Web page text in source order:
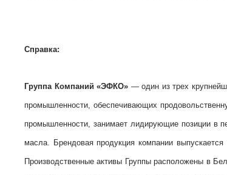
Справка:
Группа Компаний «ЭФКО» — один из трех
промышленности, обеспечивающих
промышленности, занимает лидирующие позиции в
масла. Брендовая продукция компании
Производственные активы Группы расположены в